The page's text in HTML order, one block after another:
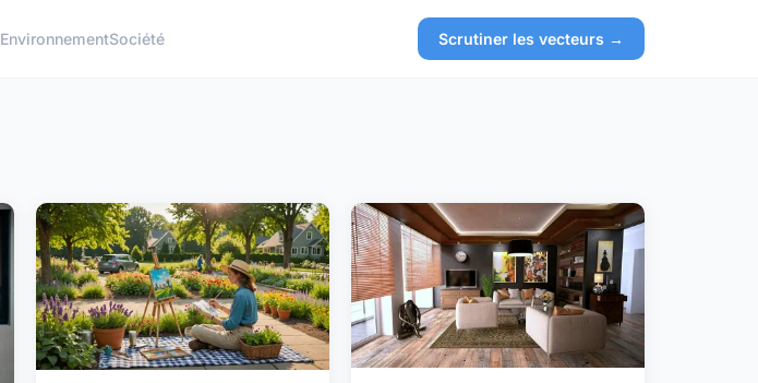
EnvironnementSociété Scrutiner les vecteurs →